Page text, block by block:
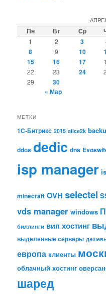
Пн Вт Ср
1 2 3
8 9 10
15
16 17
22
23 24
29
30
« Мар
МЕТКИ
1С-Битрикс 2015 alice2k
ddos dedic dns
isp manager
minecraft OVH selectel
vds manager windows
биллинги вип хостинг
выделенные серверы
европа клиенты
облачный хостинг
шаред